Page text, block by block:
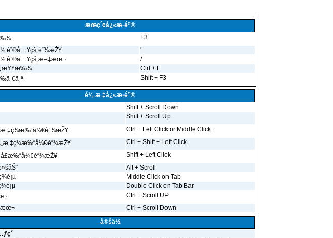
æœç´¢å¿«æ·é”®
F3
'
é”®å…¥çš„æ–‡æœ¬
/
Ctrl + F
Shift + F3
é¼ æ ‡å¿«æ·é”®
Shift + Scroll Down
Shift + Scroll Up
‡ç­¾æ‰“å¼€é“¾æŽ¥
Ctrl + Left Click or Middle Click
‡ç­¾æ‰“å¼€é“¾æŽ¥
Ctrl + Shift + Left Click
Shift + Left Click
Alt + Scroll
Middle Click on Tab
Double Click on Tab Bar
Ctrl + Scroll UP
Ctrl + Scroll Down
å®šä½